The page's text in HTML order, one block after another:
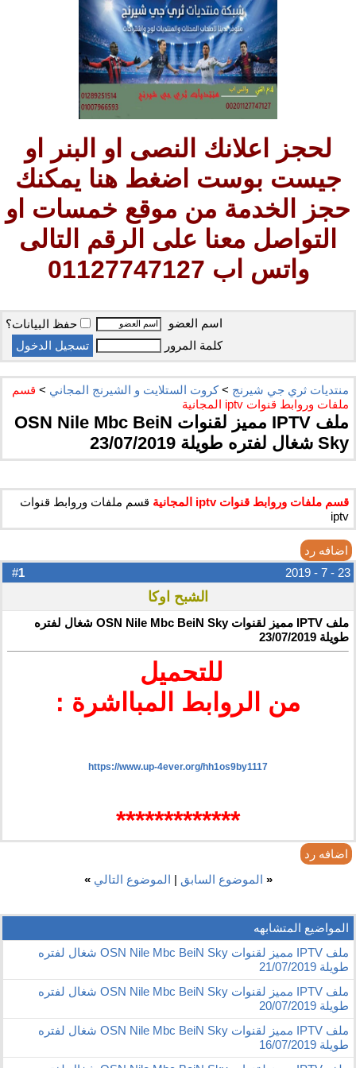
لحجز اعلانك النصى او البنر او
جيست بوست اضغط هنا يمكنك
حجز الخدمة من موقع خمسات او
التواصل معنا على الرقم التالى
واتس اب 01127747127
اسم العضو
حفظ البيانات؟
كلمة المرور
منتديات ثري جي شيرنج >كروت الستلايت و الشيرنج المجاني > قسم
ملفات وروابط قنوات iptv المجانية
ملف IPTV مميز لقنوات OSN Nile Mbc BeiN
Sky شغال لفتره طويلة 23/07/2019
قسم ملفات وروابط قنوات iptv المجانية
قسم ملفات وروابط قنوات
iptv
اضافه رد
1 23 - 7 - 2019
الشبح اوكا
ملف IPTV مميز لقنوات OSN Nile Mbc BeiN Sky شغال لفتره
طويلة 23/07/2019
للتحميل ​
من الروابط المبااشرة :
https://www.up-4ever.org/hh1os9by1117
*************​
اضافه رد
« الموضوع السابق | الموضوع التالي »
المواضيع المتشابهه
ملف IPTV مميز لقنوات OSN Nile Mbc BeiN Sky شغال لفتره
طويلة 21/07/2019
ملف IPTV مميز لقنوات OSN Nile Mbc BeiN Sky شغال لفتره
طويلة 20/07/2019
ملف IPTV مميز لقنوات OSN Nile Mbc BeiN Sky شغال لفتره
طويلة 16/07/2019